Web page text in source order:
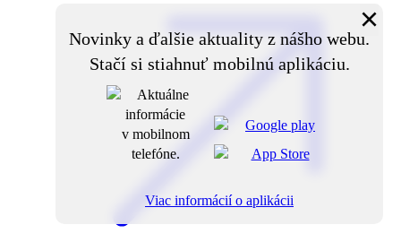
Novinky a ďalšie aktuality z nášho webu.
Stačí si stiahnuť mobilnú aplikáciu.
×
Viac informácií o aplikácii